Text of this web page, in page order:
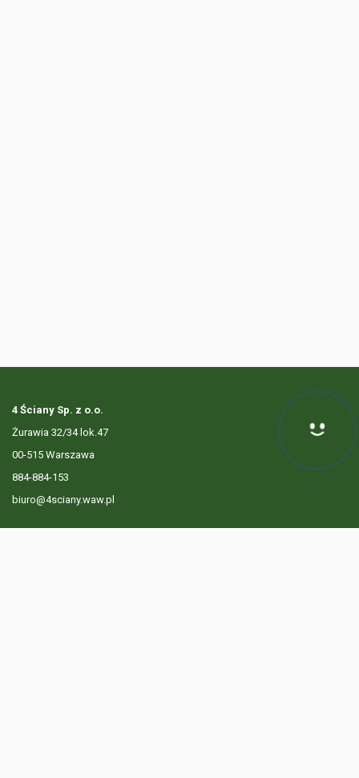
4 Ściany Sp. z o.o.
Żurawia 32/34 lok.47
00-515 Warszawa
884-884-153
biuro@4sciany.waw.pl